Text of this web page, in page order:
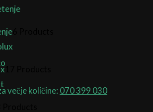
večje količine: 070 399 030